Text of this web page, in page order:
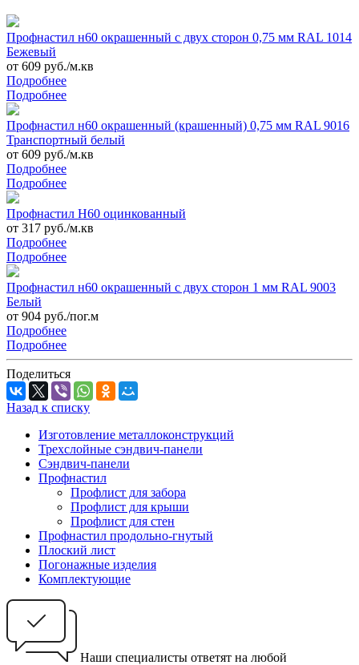
Профнастил н60 окрашенный с двух сторон 0,75 мм RAL 1014
Бежевый
от 609 руб./м.кв
Подробнее
Подробнее
Профнастил н60 окрашенный (крашенный) 0,75 мм RAL 9016
Транспортный белый
от 609 руб./м.кв
Подробнее
Подробнее
Профнастил Н60 оцинкованный
от 317 руб./м.кв
Подробнее
Подробнее
Профнастил н60 окрашенный с двух сторон 1 мм RAL 9003
Белый
от 904 руб./пог.м
Подробнее
Подробнее
Поделиться
Назад к списку
Изготовление металлоконструкций
Трехслойные сэндвич-панели
Сэндвич-панели
Профнастил
Профлист для забора
Профлист для крыши
Профлист для стен
Профнастил продольно-гнутый
Плоский лист
Погонажные изделия
Комплектующие
Наши специалисты ответят на любой